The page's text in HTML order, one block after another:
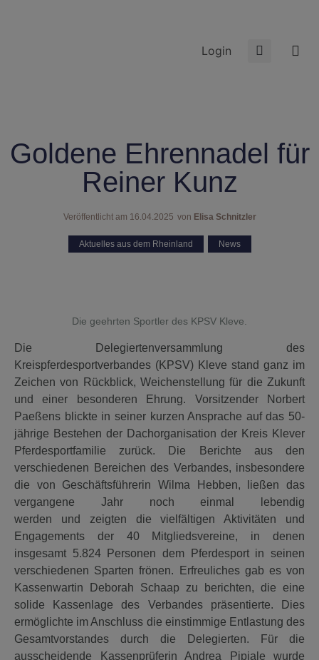
Login
Goldene Ehrennadel für
Reiner Kunz
Veröffentlicht am 16.04.2025 von Elisa Schnitzler
Aktuelles aus dem Rheinland News
Die geehrten Sportler des KPSV Kleve.
Die Delegiertenversammlung des
Kreispferdesportverbandes (KPSV) Kleve stand ganz im
Zeichen von Rückblick, Weichenstellung für die Zukunft
und einer besonderen Ehrung. Vorsitzender Norbert
Paeßens blickte in seiner kurzen Ansprache auf das 50-
jährige Bestehen der Dachorganisation der Kreis Klever
Pferdesportfamilie zurück. Die Berichte aus den
verschiedenen Bereichen des Verbandes, insbesondere
die von Geschäftsführerin Wilma Hebben, ließen das
vergangene Jahr noch einmal lebendig
werden und zeigten die vielfältigen Aktivitäten und
Engagements der 40 Mitgliedsvereine, in denen
insgesamt 5.824 Personen dem Pferdesport in seinen
verschiedenen Sparten frönen. Erfreuliches gab es von
Kassenwartin Deborah Schaap zu berichten, die eine
solide Kassenlage des Verbandes präsentierte. Dies
ermöglichte im Anschluss die einstimmige Entlastung des
Gesamtvorstandes durch die Delegierten. Für die
ausscheidende Kassenprüferin Andrea Pipiale wurde